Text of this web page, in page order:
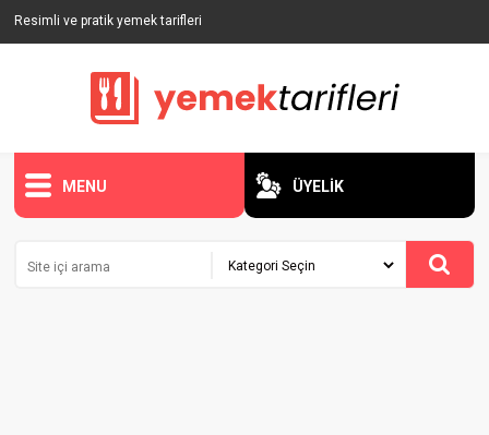
Resimli ve pratik yemek tarifleri
MENU ÜYELİK